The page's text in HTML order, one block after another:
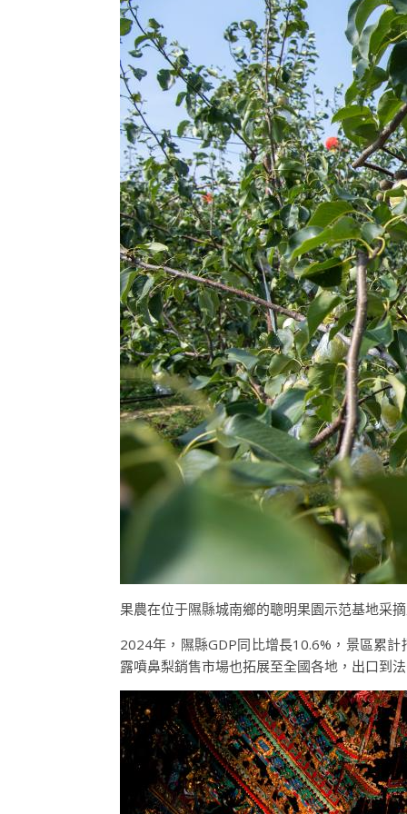
果農在位于隰縣城南鄉的聰明果園示范基地采
2024年，隰縣GDP同比增長10.6%，景區累
露噴鼻梨銷售市場也拓展至全國各地，出口到